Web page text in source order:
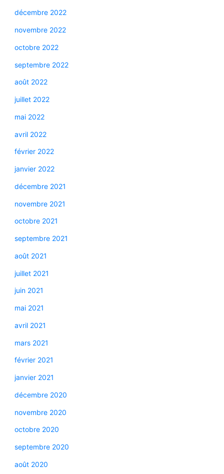
décembre 2022
novembre 2022
octobre 2022
septembre 2022
août 2022
juillet 2022
mai 2022
avril 2022
février 2022
janvier 2022
décembre 2021
novembre 2021
octobre 2021
septembre 2021
août 2021
juillet 2021
juin 2021
mai 2021
avril 2021
mars 2021
février 2021
janvier 2021
décembre 2020
novembre 2020
octobre 2020
septembre 2020
août 2020